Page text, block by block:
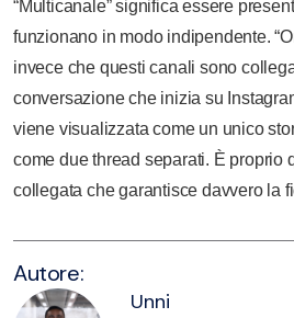
“Multicanale” significa essere
funzionano in modo indipendente.
invece che questi canali sono
conversazione che inizia su
viene visualizzata come un unico
come due thread separati. È proprio
collegata che garantisce davvero la
Autore:
Unni